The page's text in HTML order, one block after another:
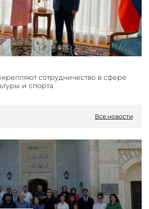
сотрудничество в сфере
и спорта
Все новости